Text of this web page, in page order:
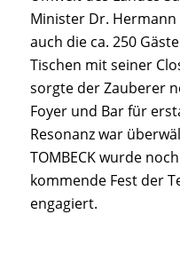
Minister Dr.
auch die ca. 250
Tischen mit seiner
sorgte der Zauberer
Foyer und Bar für
Resonanz war
TOMBECK wurde
kommende Fest der
engagiert.